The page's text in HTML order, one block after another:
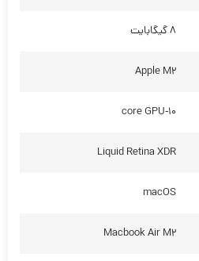
8 گیگابایت
Apple M2
۱۰‑core GPU
Liquid Retina XDR
macOS
Macbook Air M2